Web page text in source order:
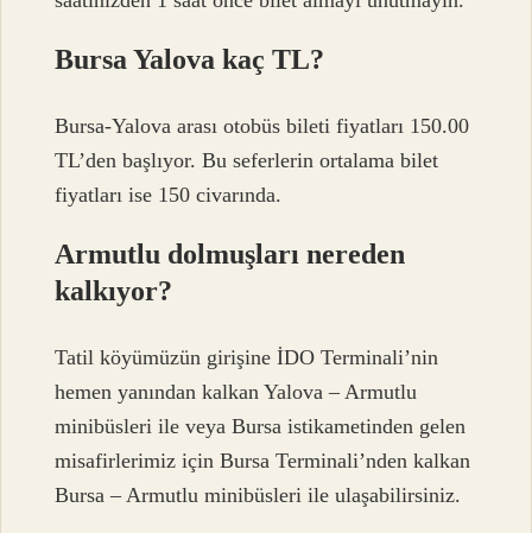
Bursa Yalova kaç TL?
Bursa-Yalova arası otobüs bileti fiyatları 150.00
TL’den başlıyor. Bu seferlerin ortalama bilet
fiyatları ise 150 civarında.
Armutlu dolmuşları nereden
kalkıyor?
Tatil köyümüzün girişine İDO Terminali’nin
hemen yanından kalkan Yalova – Armutlu
minibüsleri ile veya Bursa istikametinden gelen
misafirlerimiz için Bursa Terminali’nden kalkan
Bursa – Armutlu minibüsleri ile ulaşabilirsiniz.